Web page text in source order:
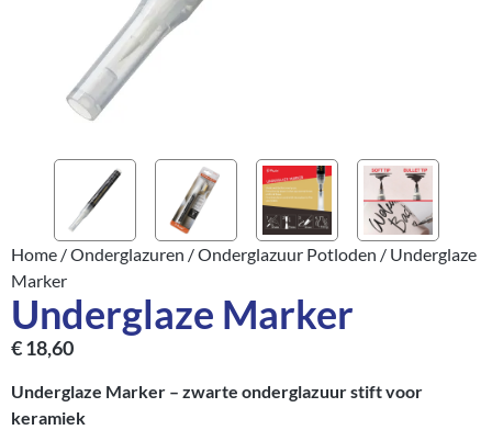
Home /Onderglazuren /Onderglazuur Potloden / Underglaze
Marker
Underglaze Marker
€18,60
Underglaze Marker – zwarte onderglazuur stift voor
keramiek